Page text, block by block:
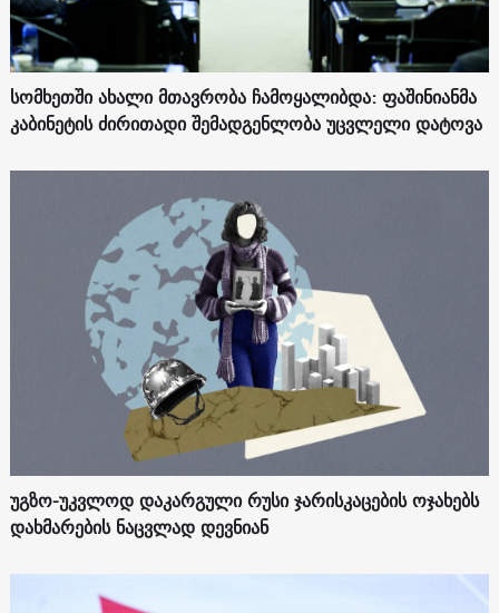
სომხეთში ახალი მთავრობა ჩამოყალიბდა: ფაშინიანმა
კაბინეტის ძირითადი შემადგენლობა უცვლელი დატოვა
უგზო-უკვლოდ დაკარგული რუსი ჯარისკაცების ოჯახებს
დახმარების ნაცვლად დევნიან